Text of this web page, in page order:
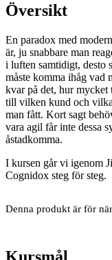
Översikt
En paradox med
är, ju snabbare man
i luften samtidigt, desto
måste komma ihåg vad
kvar på det, hur mycket
till vilken kund och
man fått. Kort sagt
vara agil får inte dessa
åstadkomma.
I kursen går vi igenom
Cognidox steg för steg.
Denna produkt är för
Kursmål